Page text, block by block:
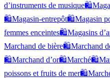
d’instruments de musique🛍️
🛍️Magasin-entrepôt🛍️Magasin
femmes enceintes🛍️Magasins
Marchand de bière🛍️Marchand
🛍️Marchand d’or🛍️Marché🛍️
poissons et fruits de mer🛍️